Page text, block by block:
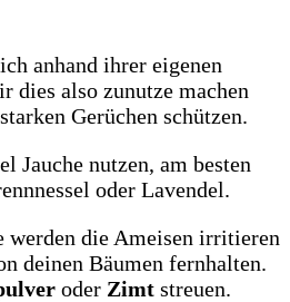
anhand ihrer eigenen
dies also zunutze machen
Gerüchen schützen.
Jauche nutzen, am besten
oder Lavendel.
werden die Ameisen irritieren
deinen Bäumen fernhalten.
oder Zimt streuen.